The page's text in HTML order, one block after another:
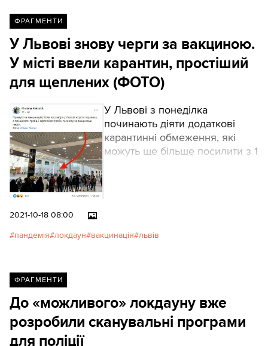
ФРАГМЕНТИ
У Львові знову черги за вакциною.
У місті ввели карантин, простіший
для щеплених (ФОТО)
У Львові з понеділка
починають діяти додаткові
карантинні обмеження, які
можуть ще більше посилити з 1
2021-10-18 08:00
пандемія локдаун вакцинація львів
ФРАГМЕНТИ
До «можливого» локдауну вже
розробили сканувальні програми
для поліції